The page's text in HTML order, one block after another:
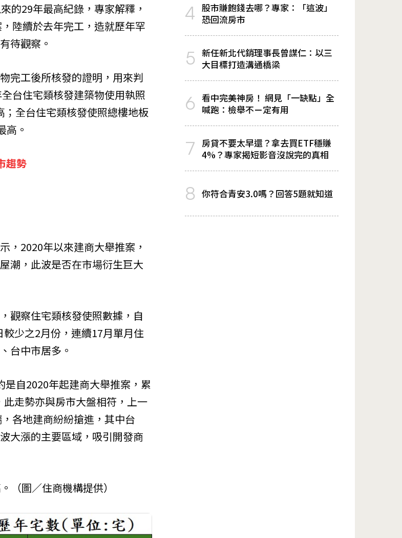
的29年最高紀錄，專家解釋，
陸續於去年完工，造就歷年罕
待觀察。
完工後所核發的證明，用來判
台住宅類核發建築物使用執照
全台住宅類核發使照總樓地板
高。
趨勢
，2020年以來建商大舉推案，
潮，此波是否在市場衍生巨大
觀察住宅類核發使照數據，自
少之2月份，連續17月單月住
台中市居多。
自2020年起建商大舉推案，累
走勢亦與房市大盤相符，上一
各地建商紛紛搶進，其中台
大漲的主要區域，吸引開發商
（圖／住商機構提供）
4 股市賺飽錢去哪？專家：「這波」
恐回流房市
5 新任新北代銷理事長曾謀仁：以三
大目標打造溝通橋梁
6 看中完美神房！ 網見「一缺點」全
喊跑：檢舉不ㄧ定有用
7 房貸不要太早還？拿去買ETF穩賺
4%？專家揭短影音沒說完的真相
8 你符合青安3.0嗎？回答5題就知道